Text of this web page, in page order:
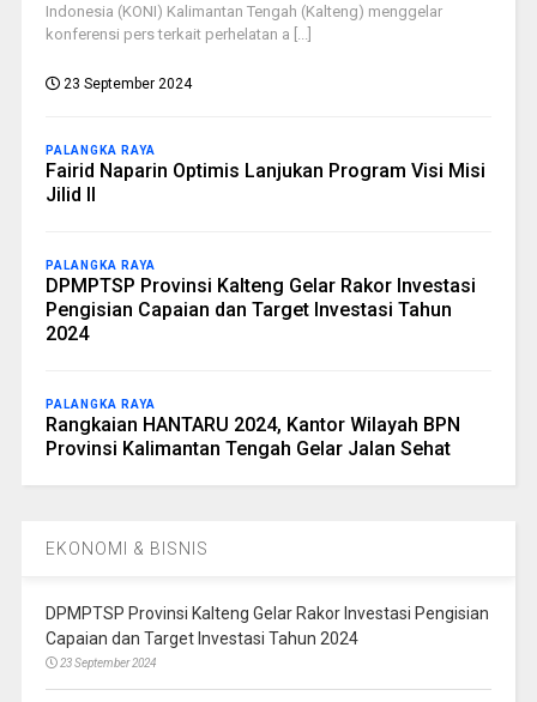
Indonesia (KONI) Kalimantan Tengah (Kalteng) menggelar
konferensi pers terkait perhelatan a [...]
23 September 2024
PALANGKA RAYA
Fairid Naparin Optimis Lanjukan Program Visi Misi
Jilid II
PALANGKA RAYA
DPMPTSP Provinsi Kalteng Gelar Rakor Investasi
Pengisian Capaian dan Target Investasi Tahun
2024
PALANGKA RAYA
Rangkaian HANTARU 2024, Kantor Wilayah BPN
Provinsi Kalimantan Tengah Gelar Jalan Sehat
EKONOMI & BISNIS
DPMPTSP Provinsi Kalteng Gelar Rakor Investasi Pengisian
Capaian dan Target Investasi Tahun 2024
23 September 2024